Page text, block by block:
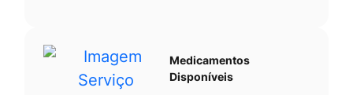
Medicamentos
Disponíveis